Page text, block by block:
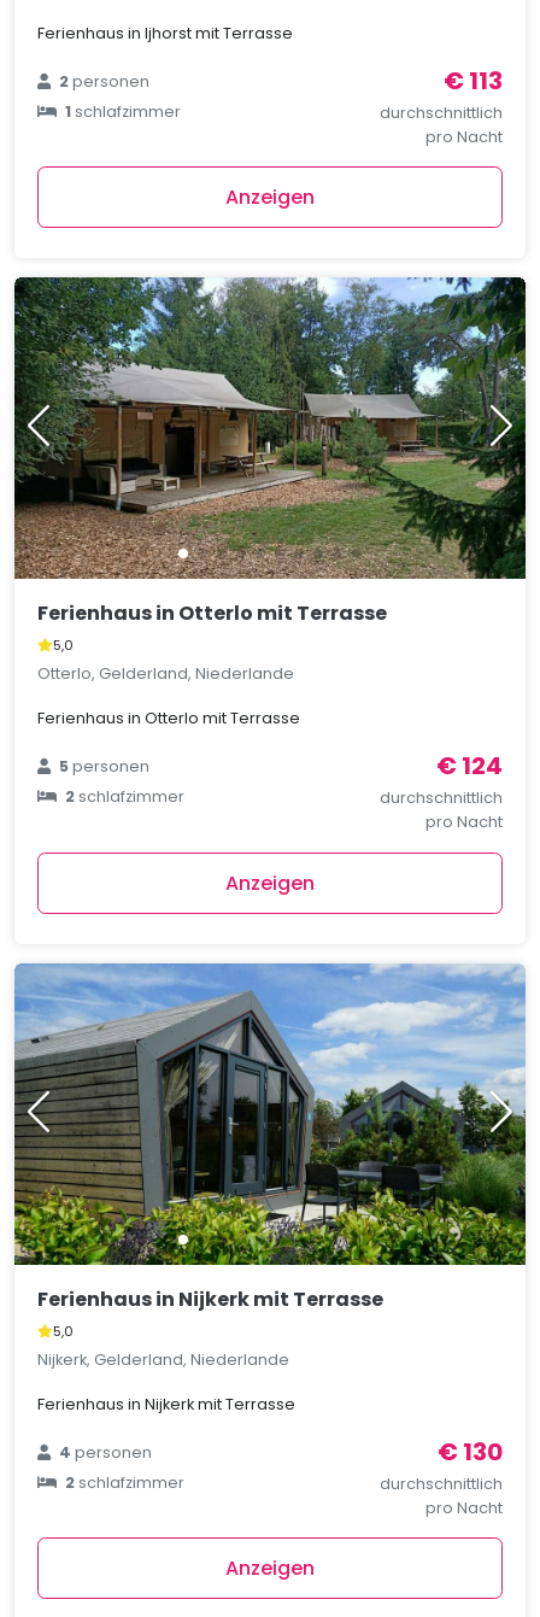
Ferienhaus in Ijhorst mit Terrasse
2personen
1schlafzimmer
€ 113
durchschnittlich
pro Nacht
Anzeigen
Ferienhaus in Otterlo mit Terrasse
5,0
Otterlo, Gelderland, Niederlande
Ferienhaus in Otterlo mit Terrasse
5personen
2schlafzimmer
€ 124
durchschnittlich
pro Nacht
Anzeigen
Ferienhaus in Nijkerk mit Terrasse
5,0
Nijkerk, Gelderland, Niederlande
Ferienhaus in Nijkerk mit Terrasse
4personen
2schlafzimmer
€ 130
durchschnittlich
pro Nacht
Anzeigen